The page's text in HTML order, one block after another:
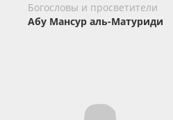
Богословы и просветители
Абу Мансур аль-Матуриди